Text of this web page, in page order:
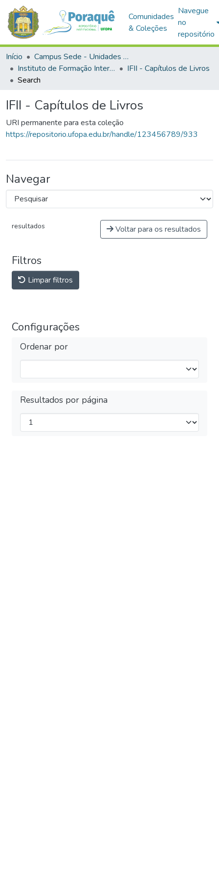
Comunidades
& Coleções
Navegue
no
repositório
Início
Campus Sede - Unidades Acadêmicas
Instituto de Formação Interdisciplinar e Intercultural
IFII - Capítulos de Livros
Search
IFII - Capítulos de Livros
URI permanente para esta coleção
https://repositorio.ufopa.edu.br/handle/123456789/933
Navegar
resultados Voltar para os resultados
Filtros
Limpar filtros
Configurações
Ordenar por
Resultados por página